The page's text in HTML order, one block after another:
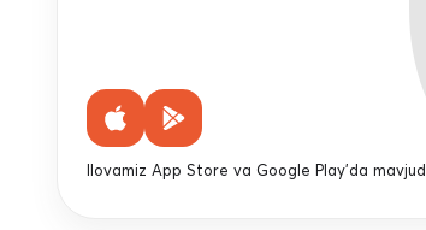
Ilovamiz App Store va Google Play'da mavjud